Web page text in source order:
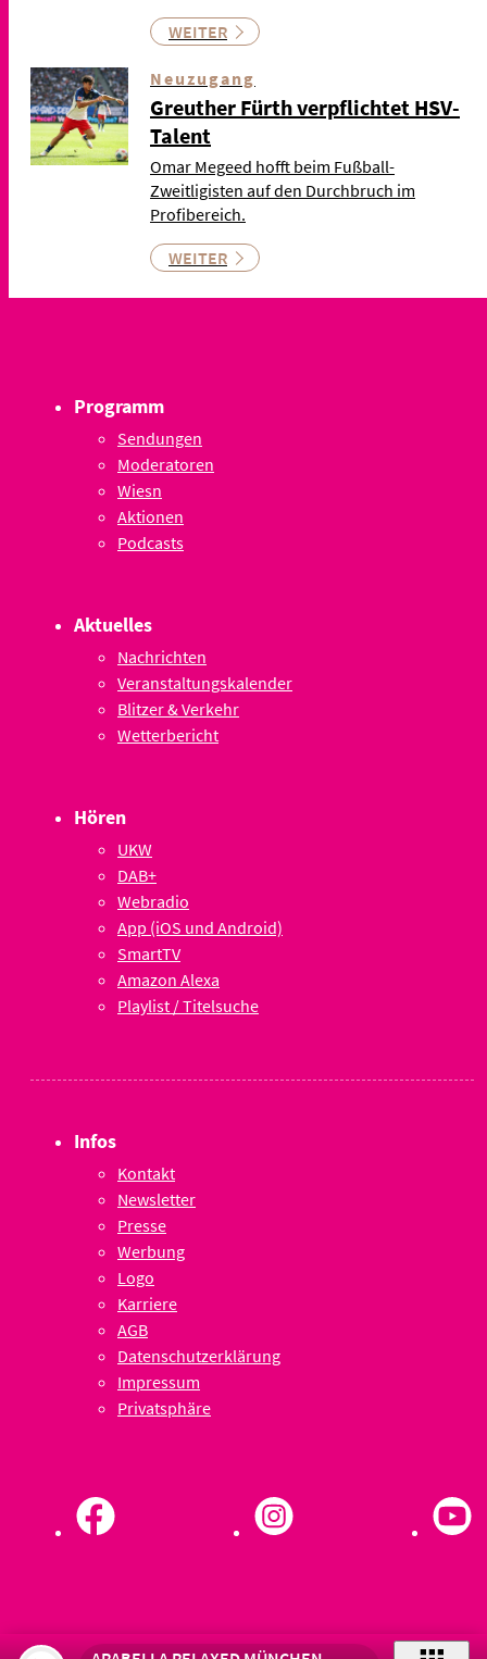
WEITER
Neuzugang
Greuther Fürth verpflichtet HSV-
Talent
Omar Megeed hofft beim Fußball-
Zweitligisten auf den Durchbruch im
Profibereich.
WEITER
Programm
Sendungen
Moderatoren
Wiesn
Aktionen
Podcasts
Aktuelles
Nachrichten
Veranstaltungskalender
Blitzer & Verkehr
Wetterbericht
Hören
UKW
DAB+
Webradio
App (iOS und Android)
SmartTV
Amazon Alexa
Playlist / Titelsuche
Infos
Kontakt
Newsletter
Presse
Werbung
Logo
Karriere
AGB
Datenschutzerklärung
Impressum
Privatsphäre